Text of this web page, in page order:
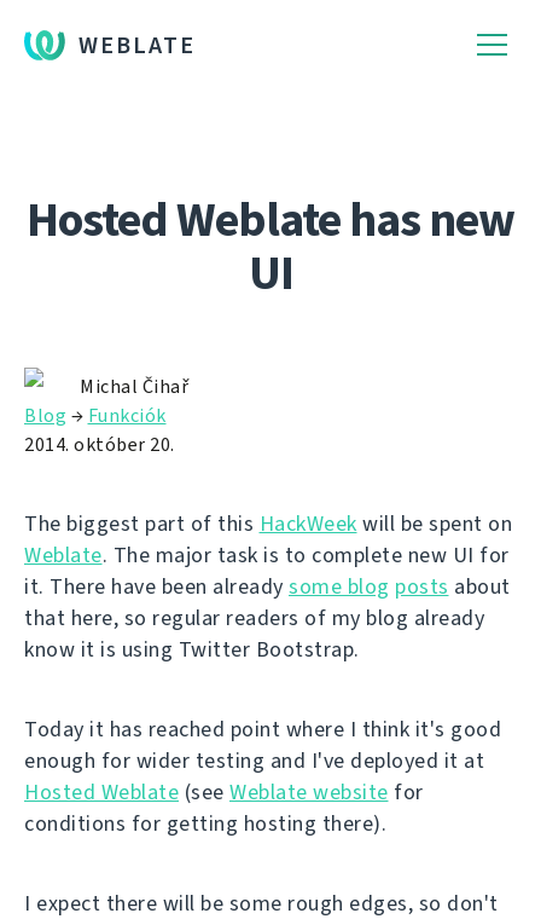
WEBLATE
Hosted Weblate has new
UI
Michal Čihař
Blog → Funkciók
2014. október 20.
The biggest part of this HackWeek will be spent on
Weblate. The major task is to complete new UI for
it. There have been already some blog posts about
that here, so regular readers of my blog already
know it is using Twitter Bootstrap.
Today it has reached point where I think it's good
enough for wider testing and I've deployed it at
Hosted Weblate (see Weblate website for
conditions for getting hosting there).
I expect there will be some rough edges, so don't